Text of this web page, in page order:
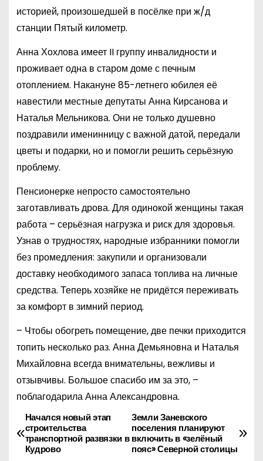
историей, произошедшей в посёлке при ж/д
станции Пятый километр.
Анна Хохлова имеет II группу инвалидности и
проживает одна в старом доме с печным
отоплением. Накануне 85-летнего юбилея её
навестили местные депутаты Анна Кирсанова и
Наталья Мельникова. Они не только душевно
поздравили именинницу с важной датой, передали
цветы и подарки, но и помогли решить серьёзную
проблему.
Пенсионерке непросто самостоятельно
заготавливать дрова. Для одинокой женщины такая
работа – серьёзная нагрузка и риск для здоровья.
Узнав о трудностях, народные избранники помогли
без промедления: закупили и организовали
доставку необходимого запаса топлива на личные
средства. Теперь хозяйке не придётся переживать
за комфорт в зимний период.
– Чтобы обогреть помещение, две печки приходится
топить несколько раз. Анна Демьяновна и Наталья
Михайловна всегда внимательны, вежливы и
отзывчивы. Большое спасибо им за это, –
поблагодарила Анна Александровна.
Н
а
Земли Заневского
поселения планируют
включить в «зелёный
пояс» Северной столицы
Начался новый этап
строительства
транспортной развязки в
Кудрово